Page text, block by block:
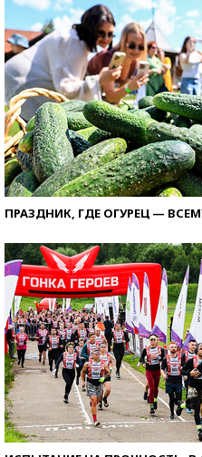
ПРАЗДНИК, ГДЕ ОГУРЕЦ —